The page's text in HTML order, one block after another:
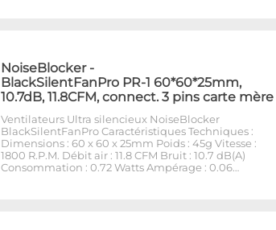
NoiseBlocker-
BlackSilentFanPro PR-1 60*60*25mm,
10.7dB, 11.8CFM, connect. 3 pins carte mère
Ventilateurs Ultra silencieux NoiseBlocker
BlackSilentFanPro Caractéristiques Techniques :
Dimensions : 60 x 60 x 25mm Poids : 45g Vitesse :
1800 R.P.M. Débit air : 11.8 CFM Bruit : 10.7 dB(A)
Consommation : 0.72 Watts Ampérage : 0.06…